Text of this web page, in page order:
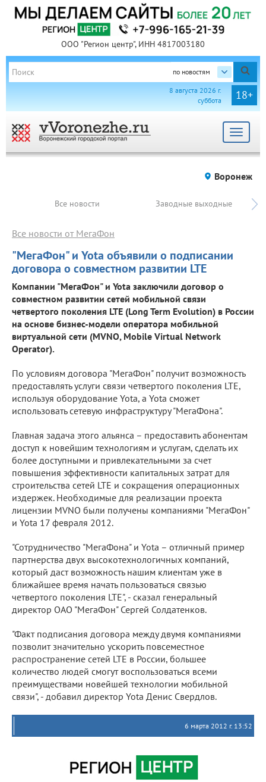
ООО "Регион центр", ИНН 4817003180
по новостям
18+
8 августа 2026 г.
суббота
Toggle
Воронеж
Все новости Заводные выходные
"МегаФон" и Yota объявили о подписании
договора о совместном развитии LTE
Все новости от МегаФон
Компании "МегаФон" и Yota заключили договор о
совместном развитии сетей мобильной связи
четвертого поколения LTE (Long Term Evolution) в России
на основе бизнес-модели оператора мобильной
виртуальной сети (MVNO, Mobile Virtual Network
Operator).
По условиям договора "МегаФон" получит возможность
предоставлять услуги связи четвертого поколения LTE,
используя оборудование Yota, а Yota сможет
использовать сетевую инфраструктуру "МегаФона".
Главная задача этого альянса – предоставить абонентам
доступ к новейшим технологиям и услугам, сделать их
более доступными и привлекательными за счет
повышения эффективности капитальных затрат для
строительства сетей LTE и сокращения операционных
издержек. Необходимые для реализации проекта
лицензии MVNO были получены компаниями "МегаФон"
и Yota 17 февраля 2012.
"Сотрудничество "МегаФона" и Yota – отличный пример
партнерства двух высокотехнологичных компаний,
который даст возможность нашим клиентам уже в
ближайшее время начать пользоваться связью
четвертого поколения LTE", - сказал генеральный
директор ОАО "МегаФон" Сергей Солдатенков.
"Факт подписания договора между двумя компаниями
позволит значительно ускорить повсеместное
распространение сетей LTE в России, большее
количество людей смогут воспользоваться всеми
преимуществами новейшей технологии мобильной
связи", - добавил директор Yota Денис Свердлов.
6 марта 2012 г. 13:52